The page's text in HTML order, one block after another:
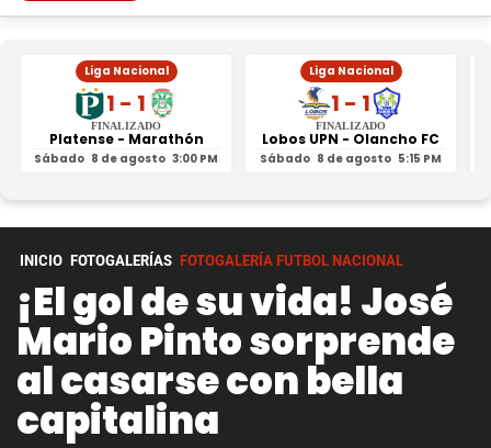
Liga Nacional
1 - 1
FINALIZADO
Platense - Marathón
Sábado 8 de agosto 3:00 PM
Liga Nacional
1 - 1
FINALIZADO
Lobos UPN - Olancho FC
Sábado 8 de agosto 5:15 PM
INICIO FOTOGALERÍAS FOTOGALERÍA FUTBOL NACIONAL
¡El gol de su vida! José
Mario Pinto sorprende
al casarse con bella
capitalina